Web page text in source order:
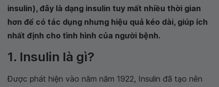
insulin), đây là dạng insulin tuy mất nhiều thời gian
hơn để có tác dụng nhưng hiệu quả kéo dài, giúp ích
nhất định cho tình hình của người bệnh.
1. Insulin là gì?
Được phát hiện vào năm năm 1922, Insulin đã tạo nên